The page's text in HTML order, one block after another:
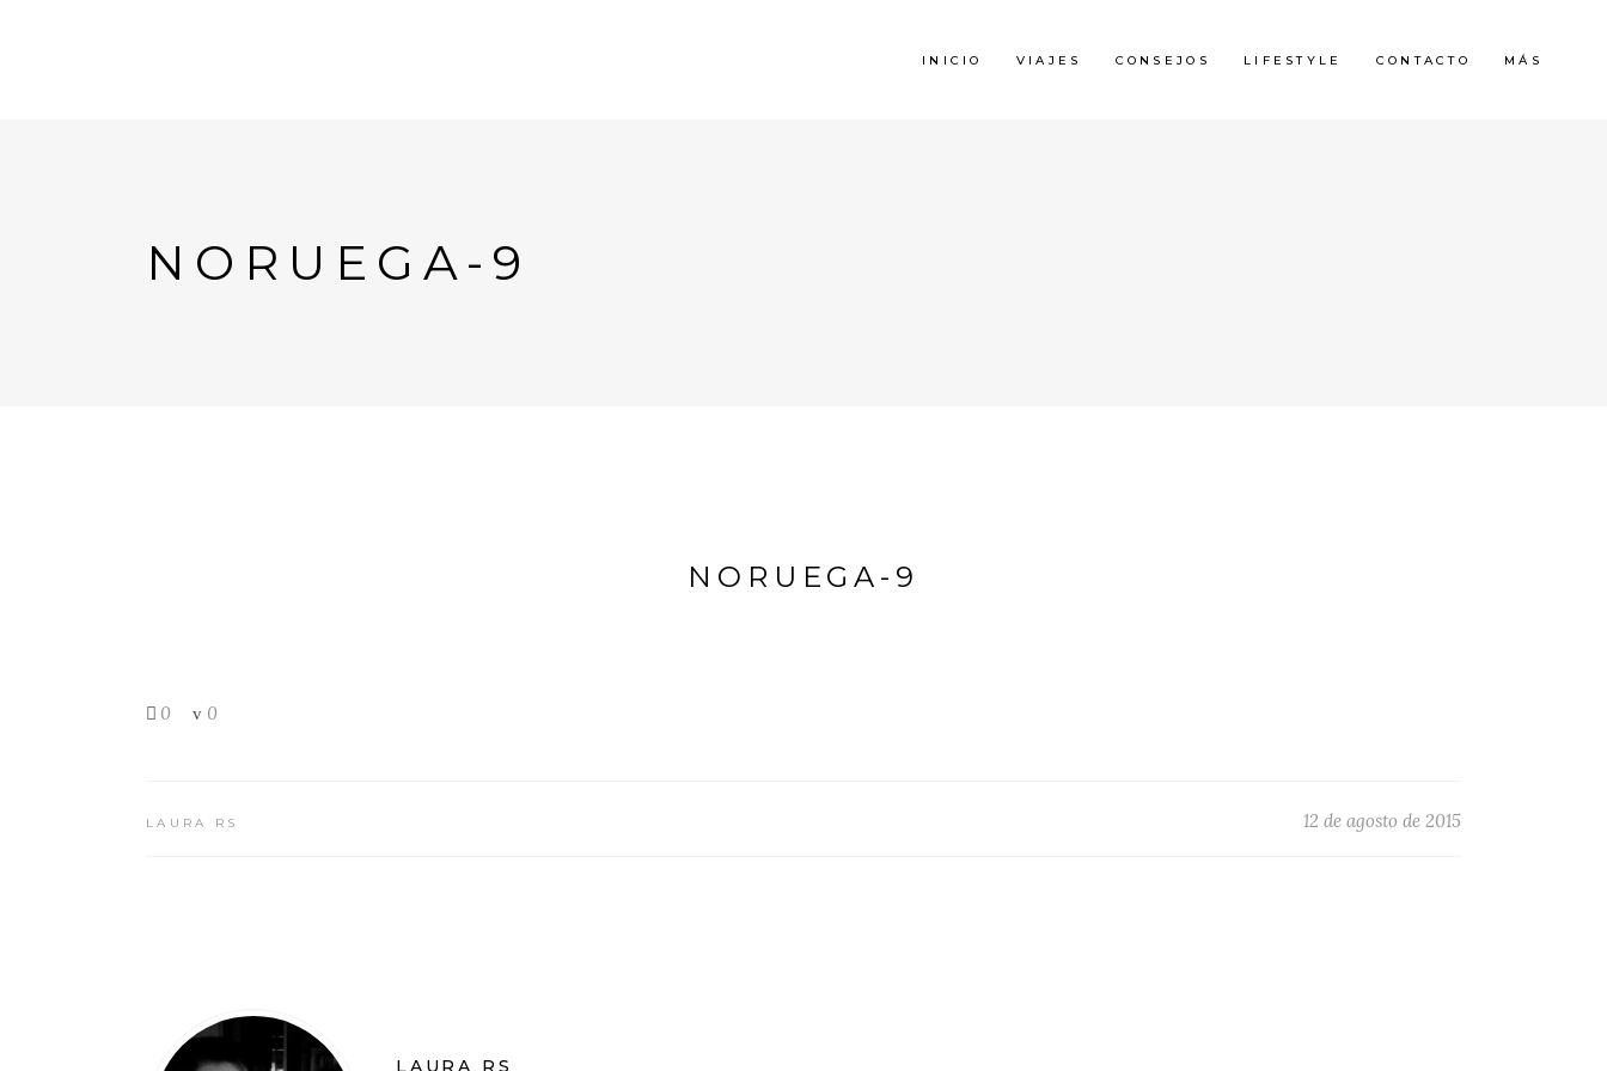
INICIO VIAJES CONSEJOS LIFESTYLE CONTACTO MÁS
NORUEGA-9
NORUEGA-9
0 0
LAURA RS 12 de agosto de 2015
LAURA RS